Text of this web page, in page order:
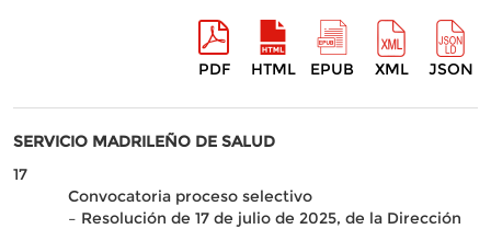
PDF HTML EPUB XML JSON
SERVICIO MADRILEÑO DE SALUD
17
Convocatoria proceso selectivo
– Resolución de 17 de julio de 2025, de la Dirección